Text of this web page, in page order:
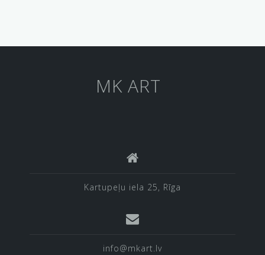
MK ART
Kartupeļu iela 25, Rīga
info@mkart.lv